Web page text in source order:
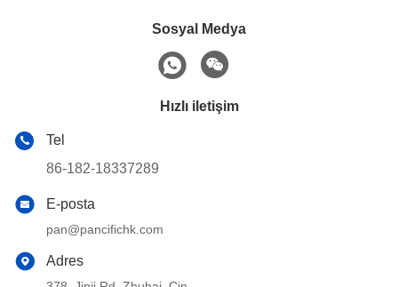
Sosyal Medya
Hızlı iletişim
Tel
86-182-18337289
E-posta
pan@pancifichk.com
Adres